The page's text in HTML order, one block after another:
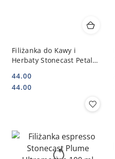
Filiżanka do Kawy i
Herbaty Stonecast Petal
SPPSCB281
Cena:
44.00
Cena:
44.00